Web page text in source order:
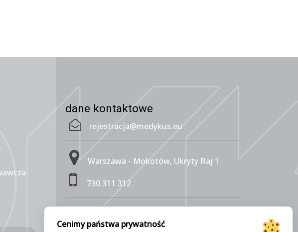
dane kontaktowe
rejestracja@medykus.eu
Warszawa - Mokotów, Ukryty Raj 1
730 311 312
Warszawa - Wesoła, Pl. Wojska
Cenimy państwa prywatność